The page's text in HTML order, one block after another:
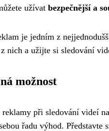
užívat bezpečnější a
je jedním z
nich a užijte si sledování
možnost
při sledování videí
řadu výhod.